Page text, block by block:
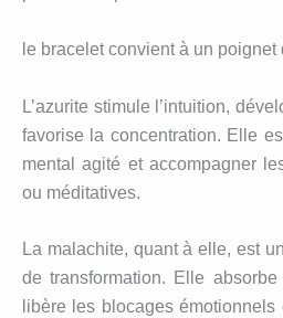
le bracelet convient à un poignet
L’azurite stimule l’intuition,
favorise la concentration. Elle
mental agité et accompagner
ou méditatives.
La malachite, quant à elle, est
de transformation. Elle
libère les blocages